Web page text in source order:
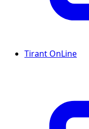
Tirant OnLine